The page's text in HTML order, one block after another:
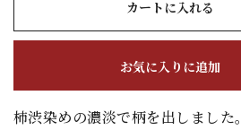
カートに入れる
お気に入りに追加
柿渋染めの濃淡で柄を出しました。